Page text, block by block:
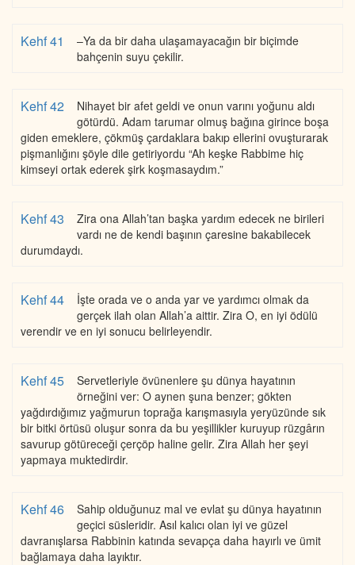
Kehf 41
–Ya da bir daha ulaşamayacağın bir biçimde
bahçenin suyu çekilir.
Kehf 42
Nihayet bir afet geldi ve onun varını yoğunu aldı
götürdü. Adam tarumar olmuş bağına girince boşa
giden emeklere, çökmüş çardaklara bakıp ellerini ovuşturarak
pişmanlığını şöyle dile getiriyordu “Ah keşke Rabbime hiç
kimseyi ortak ederek şirk koşmasaydım.”
Kehf 43
Zira ona Allah’tan başka yardım edecek ne birileri
vardı ne de kendi başının çaresine bakabilecek
durumdaydı.
Kehf 44
İşte orada ve o anda yar ve yardımcı olmak da
gerçek ilah olan Allah’a aittir. Zira O, en iyi ödülü
verendir ve en iyi sonucu belirleyendir.
Kehf 45
Servetleriyle övünenlere şu dünya hayatının
örneğini ver: O aynen şuna benzer; gökten
yağdırdığımız yağmurun toprağa karışmasıyla yeryüzünde sık
bir bitki örtüsü oluşur sonra da bu yeşillikler kuruyup rüzgârın
savurup götüreceği çerçöp haline gelir. Zira Allah her şeyi
yapmaya muktedirdir.
Kehf 46
Sahip olduğunuz mal ve evlat şu dünya hayatının
geçici süsleridir. Asıl kalıcı olan iyi ve güzel
davranışlarsa Rabbinin katında sevapça daha hayırlı ve ümit
bağlamaya daha layıktır.